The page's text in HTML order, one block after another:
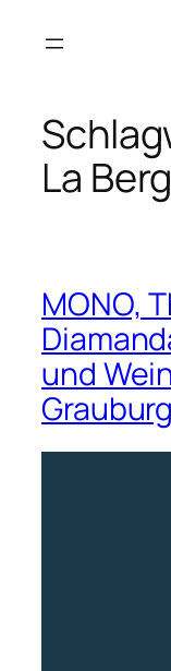
Inhalt
La
MONO,
und